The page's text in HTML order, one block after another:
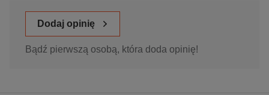
Dodaj opinię
Bądź pierwszą osobą, która doda opinię!